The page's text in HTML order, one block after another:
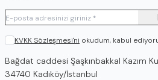
KVKK Sözleşmesi'ni okudum, kabul
Adres
Bağdat caddesi Şaşkınbakkal Kazım
34740 Kadıköy/İstanbul